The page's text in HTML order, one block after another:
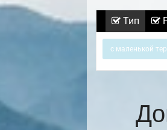
Тип
с маленькой